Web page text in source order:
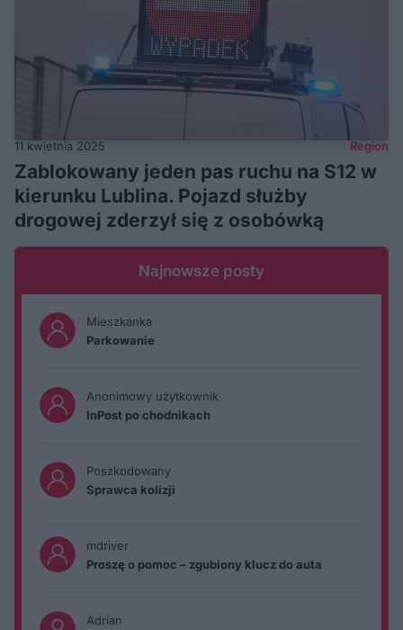
11 kwietnia 2025 Region
Zablokowany jeden pas ruchu na S12 w
kierunku Lublina. Pojazd służby
drogowej zderzył się z osobówką
Najnowsze posty
Mieszkanka
Parkowanie
Anonimowy użytkownik
InPost po chodnikach
Poszkodowany
Sprawca kolizji
mdriver
Proszę o pomoc – zgubiony klucz do auta
Adrian